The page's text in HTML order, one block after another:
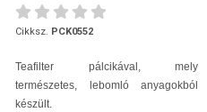
Cikksz. PCK0552
Teafilter pálcikával, mely
természetes, lebomló anyagokból
készült.